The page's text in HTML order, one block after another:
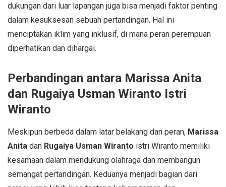
dukungan dari luar lapangan juga bisa menjadi faktor penting
dalam kesuksesan sebuah pertandingan. Hal ini
menciptakan iklim yang inklusif, di mana peran perempuan
diperhatikan dan dihargai.
Perbandingan antara Marissa Anita
dan Rugaiya Usman Wiranto Istri
Wiranto
Meskipun berbeda dalam latar belakang dan peran, Marissa
Anita dan Rugaiya Usman Wiranto istri Wiranto memiliki
kesamaan dalam mendukung olahraga dan membangun
semangat pertandingan. Keduanya menjadi bagian dari